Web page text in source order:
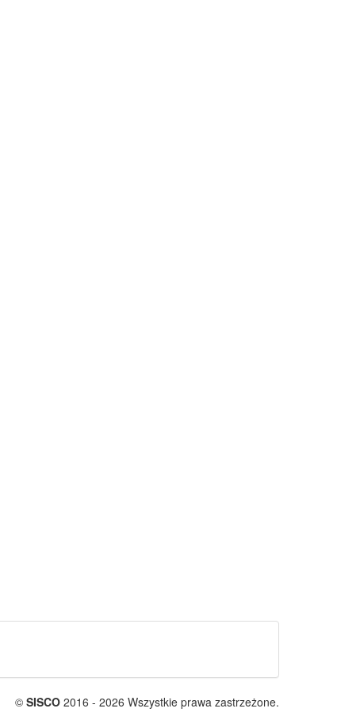
© SISCO 2016 - 2026 Wszystkie prawa zastrzeżone.